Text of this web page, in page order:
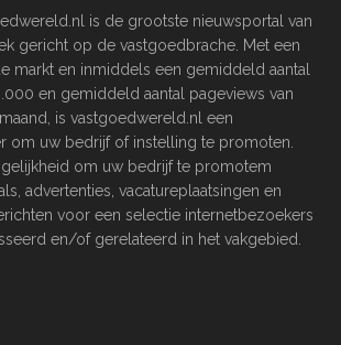
is de grootste nieuwsportal van
gericht op de vastgoedbrache. Met een
markt en inmiddels een gemiddeld aantal
en gemiddeld aantal pageviews van
is vastgoedwereld.nl een
om uw bedrijf of instelling te promoten.
om uw bedrijf te promotem
advertenties, vacatureplaatsingen en
voor een selectie internetbezoekers
en/of gerelateerd in het vakgebied.